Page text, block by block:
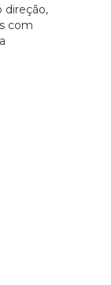
direção,
com